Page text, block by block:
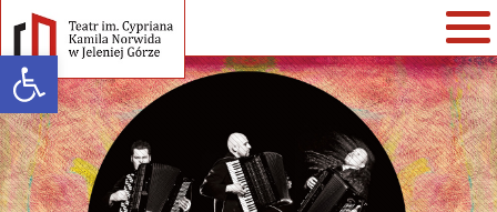
Open toolbar
Warning: strlen() expects parameter 1 to be string, array given in
/home/klient.dhosting.pl/teatr/teatrnorwida.pl/wp-
content/themes/teatrnorwida/single-spektakle.phpon line
35